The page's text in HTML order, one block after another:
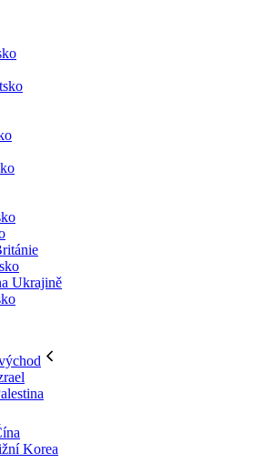
Ukrajině
Korea